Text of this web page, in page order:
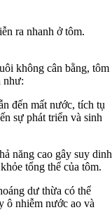
ra nhanh ở tôm.
không cân bằng, tôm
như:
đến mất nước, tích tụ
sự phát triển và sinh
năng cao gây suy dinh
tổng thể của tôm.
dư thừa có thể
ô nhiễm nước ao và